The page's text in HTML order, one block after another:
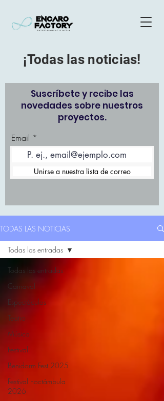
¡Todas las noticias!
Suscríbete y recibe las
novedades sobre nuestros
proyectos.
Email
Unirse a nuestra lista de correo
TODAS LAS NOTICIAS
Todas las entradas
Carnaval
Espectáculos
Teatro
Música
Festival
Benidorm Fest 2025
Festival noctámbula
2026
Todas las entradas